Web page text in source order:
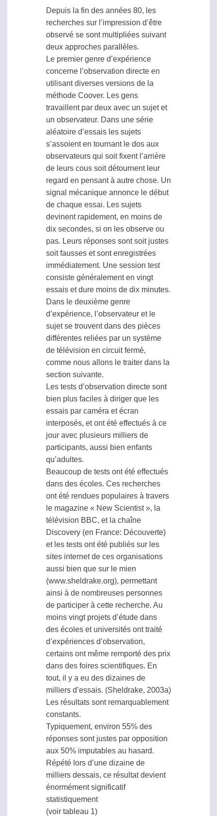
Depuis la fin des années 80, les
recherches sur l’impression d’être
observé se sont multipliées suivant
deux approches parallèles.
Le premier genre d’expérience
concerne l’observation directe en
utilisant diverses versions de la
méthode Coover. Les gens
travaillent par deux avec un sujet et
un observateur. Dans une série
aléatoire d’essais les sujets
s’assoient en tournant le dos aux
observateurs qui soit fixent l’arrière
de leurs cous soit détournent leur
regard en pensant à autre chose. Un
signal mécanique annonce le début
de chaque essai. Les sujets
devinent rapidement, en moins de
dix secondes, si on les observe ou
pas. Leurs réponses sont soit justes
soit fausses et sont enregistrées
immédiatement. Une session test
consiste généralement en vingt
essais et dure moins de dix minutes.
Dans le deuxième genre
d’expérience, l’observateur et le
sujet se trouvent dans des pièces
différentes reliées par un système
de télévision en circuit fermé,
comme nous allons le traiter dans la
section suivante.
Les tests d’observation directe sont
bien plus faciles à diriger que les
essais par caméra et écran
interposés, et ont été effectués à ce
jour avec plusieurs milliers de
participants, aussi bien enfants
qu’adultes.
Beaucoup de tests ont été effectués
dans des écoles. Ces recherches
ont été rendues populaires à travers
le magazine « New Scientist », la
télévision BBC, et la chaîne
Discovery (en France: Découverte)
et les tests ont été publiés sur les
sites internet de ces organisations
aussi bien que sur le mien
(www.sheldrake.org), permettant
ainsi à de nombreuses personnes
de participer à cette recherche. Au
moins vingt projets d’étude dans
des écoles et universités ont traité
d’expériences d’observation,
certains ont même remporté des prix
dans des foires scientifiques. En
tout, il y a eu des dizaines de
milliers d’essais. (Sheldrake, 2003a)
Les résultats sont remarquablement
constants.
Typiquement, environ 55% des
réponses sont justes par opposition
aux 50% imputables au hasard.
Répété lors d’une dizaine de
milliers dessais, ce résultat devient
énormément significatif
statistiquement
(voir tableau 1)